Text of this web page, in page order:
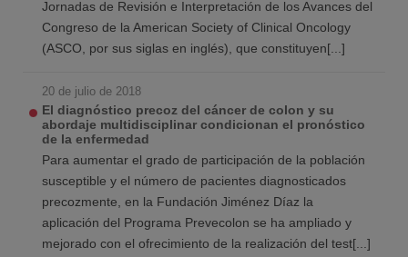
Jornadas de Revisión e Interpretación de los Avances del
Congreso de la American Society of Clinical Oncology
(ASCO, por sus siglas en inglés), que constituyen[...]
20 de julio de 2018
El diagnóstico precoz del cáncer de colon y su
abordaje multidisciplinar condicionan el pronóstico
de la enfermedad
Para aumentar el grado de participación de la población
susceptible y el número de pacientes diagnosticados
precozmente, en la Fundación Jiménez Díaz la
aplicación del Programa Prevecolon se ha ampliado y
mejorado con el ofrecimiento de la realización del test[...]